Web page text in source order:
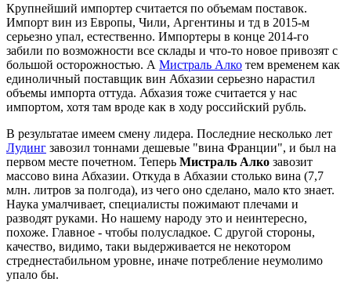
Крупнейший импортер считается по объемам поставок.
Импорт вин из Европы, Чили, Аргентины и тд в 2015-м
серьезно упал, естественно. Импортеры в конце 2014-го
забили по возможности все склады и что-то новое привозят с
большой осторожностью. А Мистраль Алко тем временем как
единоличный поставщик вин Абхазии серьезно нарастил
объемы импорта оттуда. Абхазия тоже считается у нас
импортом, хотя там вроде как в ходу российский рубль.
В результатае имеем смену лидера. Последние несколько лет
Лудинг завозил тоннами дешевые "вина Франции", и был на
первом месте почетном. Теперь Мистраль Алко завозит
массово вина Абхазии. Откуда в Абхазии столько вина (7,7
млн. литров за полгода), из чего оно сделано, мало кто знает.
Наука умалчивает, специалисты пожимают плечами и
разводят руками. Но нашему народу это и неинтересно,
похоже. Главное - чтобы полусладкое. С другой стороны,
качество, видимо, таки выдерживается не некотором
стреднестабильном уровне, иначе потребление неумолимо
упало бы.